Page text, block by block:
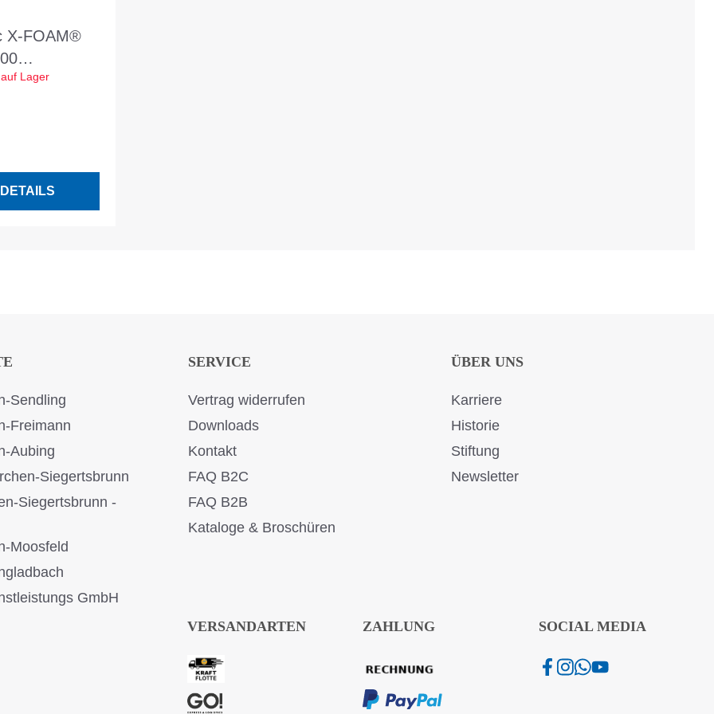
X-FOAM®
Lager
DETAILS
Sendling
Freimann
Aubing
Siegertsbrunn
Siegertsbrunn -
Moosfeld
GmbH
SERVICE
Vertrag widerrufen
Downloads
Kontakt
FAQ B2C
FAQ B2B
Kataloge & Broschüren
ÜBER UNS
Karriere
Historie
Stiftung
Newsletter
VERSANDARTEN ZAHLUNG SOCIAL MEDIA